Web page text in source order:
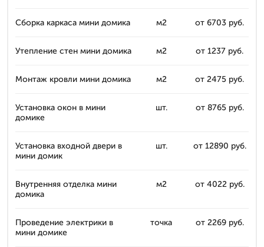
Сборка каркаса мини домика м2 от 6703 руб.
Утепление стен мини домика м2 от 1237 руб.
Монтаж кровли мини домика м2 от 2475 руб.
Установка окон в мини
домике
шт. от 8765 руб.
Установка входной двери в
мини домик
шт. от 12890 руб.
Внутренняя отделка мини
домика
м2 от 4022 руб.
Проведение электрики в
мини домике
точка от 2269 руб.